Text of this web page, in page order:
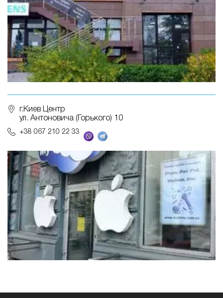
г.Киев Центр
ул. Антоновича (Горького) 10
+38 067 210 22 33